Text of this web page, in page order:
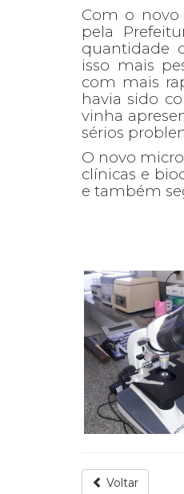
Com o novo
pela
quantidade
isso mais
com mais
havia sido
vinha
sérios
O novo
clínicas e
e também
Voltar